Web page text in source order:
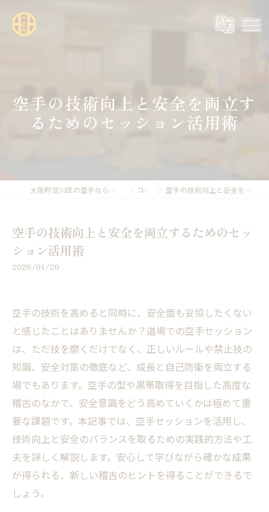
空手の技術向上と安全を両立す
るためのセッション活用術
大阪府淀川区の空手なら全日本空手道連盟糸東会 千政館 コラム 空手の技術向上と安全を両立するためのセッション活用術
空手の技術向上と安全を両立するためのセッ
ション活用術
2026/01/20
空手の技術を高めると同時に、安全面も妥協したくない
と感じたことはありませんか？道場での空手セッション
は、ただ技を磨くだけでなく、正しいルールや禁止技の
知識、安全対策の徹底など、成長と自己防衛を両立する
場でもあります。空手の型や黒帯取得を目指した高度な
稽古のなかで、安全意識をどう高めていくかは極めて重
要な課題です。本記事では、空手セッションを活用し、
技術向上と安全のバランスを取るための実践的方法や工
夫を詳しく解説します。安心して学びながら確かな成果
が得られる、新しい稽古のヒントを得ることができるで
しょう。